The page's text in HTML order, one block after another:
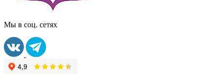
Мы в соц. сетях